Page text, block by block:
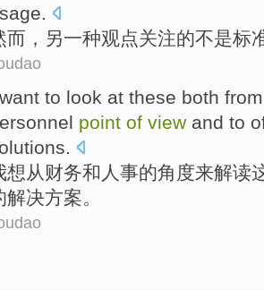
.
而 ，另一种观点关注的不是标
want to look at these both from
point of view and to
.
想 从 财务和 人事的角度来解读
解决方案。